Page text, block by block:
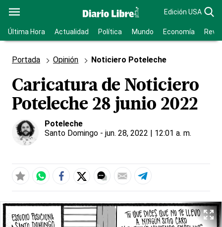
Edición USA
Última Hora Actualidad Política Mundo Economía
Portada Opinión Noticiero Poteleche
Caricatura de Noticiero
Poteleche 28 junio 2022
Poteleche
Santo Domingo - jun. 28, 2022 | 12:01 a. m.